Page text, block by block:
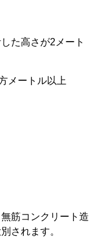
た高さが2メート
メートル以上
筋コンクリート造
されます。